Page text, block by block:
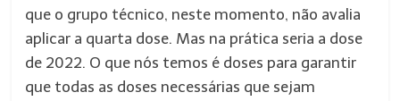
que o grupo técnico, neste momento, não avalia
aplicar a quarta dose. Mas na prática seria a dose
de 2022. O que nós temos é doses para garantir
que todas as doses necessárias que sejam